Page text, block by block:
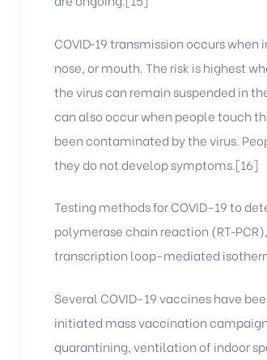
COVID‑19 transmission occurs
nose, or mouth. The risk is highest
the virus can remain suspended in
can also occur when people touch
been contaminated by the virus.
they do not develop symptoms.[16]
Testing methods for COVID-19 to
polymerase chain reaction
transcription loop-mediated
Several COVID-19 vaccines have
initiated mass vaccination
quarantining, ventilation of indoor